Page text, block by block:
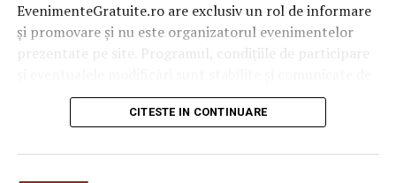
EvenimenteGratuite.ro are exclusiv un rol de informare
și promovare și nu este organizatorul evenimentelor
prezentate pe site. Programul, condițiile de participare
organizatorii fiecărui eveniment.
înainte de participare.
CITESTE IN CONTINUARE